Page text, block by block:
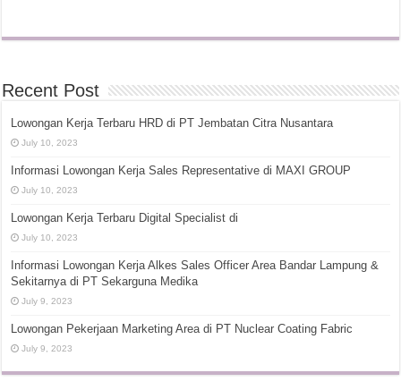
Recent Post
Lowongan Kerja Terbaru HRD di PT Jembatan Citra Nusantara
July 10, 2023
Informasi Lowongan Kerja Sales Representative di MAXI GROUP
July 10, 2023
Lowongan Kerja Terbaru Digital Specialist di
July 10, 2023
Informasi Lowongan Kerja Alkes Sales Officer Area Bandar Lampung &
Sekitarnya di PT Sekarguna Medika
July 9, 2023
Lowongan Pekerjaan Marketing Area di PT Nuclear Coating Fabric
July 9, 2023